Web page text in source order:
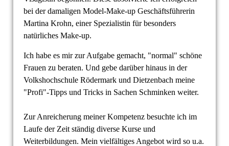
bei der damaligen Model-Make-up Geschäftsführerin
Martina Krohn, einer Spezialistin für besonders
natürliches Make-up.
Ich habe es mir zur Aufgabe gemacht, "normal" schöne
Frauen zu beraten. Und gebe darüber hinaus in der
Volkshochschule Rödermark und Dietzenbach meine
"Profi"-Tipps und Tricks in Sachen Schminken weiter.
Zur Anreicherung meiner Kompetenz besuchte ich im
Laufe der Zeit ständig diverse Kurse und
Weiterbildungen. Mein vielfältiges Angebot wird so u.a.